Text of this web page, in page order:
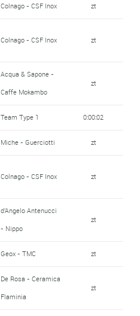
Colnago - CSF Inox zt
Colnago - CSF Inox zt
Acqua & Sapone -
Caffe Mokambo
zt
Team Type 1 0:00:02
Miche - Guerciotti zt
Colnago - CSF Inox zt
d'Angelo Antenucci
- Nippo
zt
Geox - TMC zt
De Rosa - Ceramica
Flaminia
zt